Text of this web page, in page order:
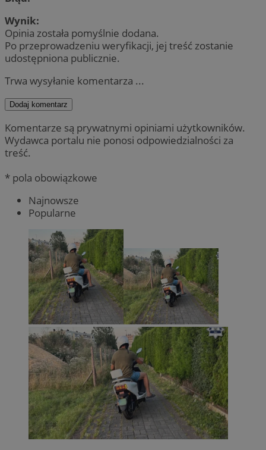
Wynik:
Opinia została pomyślnie dodana.
Po przeprowadzeniu weryfikacji, jej treść zostanie
udostępniona publicznie.
Trwa wysyłanie komentarza ...
Dodaj komentarz
Komentarze są prywatnymi opiniami użytkowników.
Wydawca portalu nie ponosi odpowiedzialności za
treść.
* pola obowiązkowe
Najnowsze
Popularne